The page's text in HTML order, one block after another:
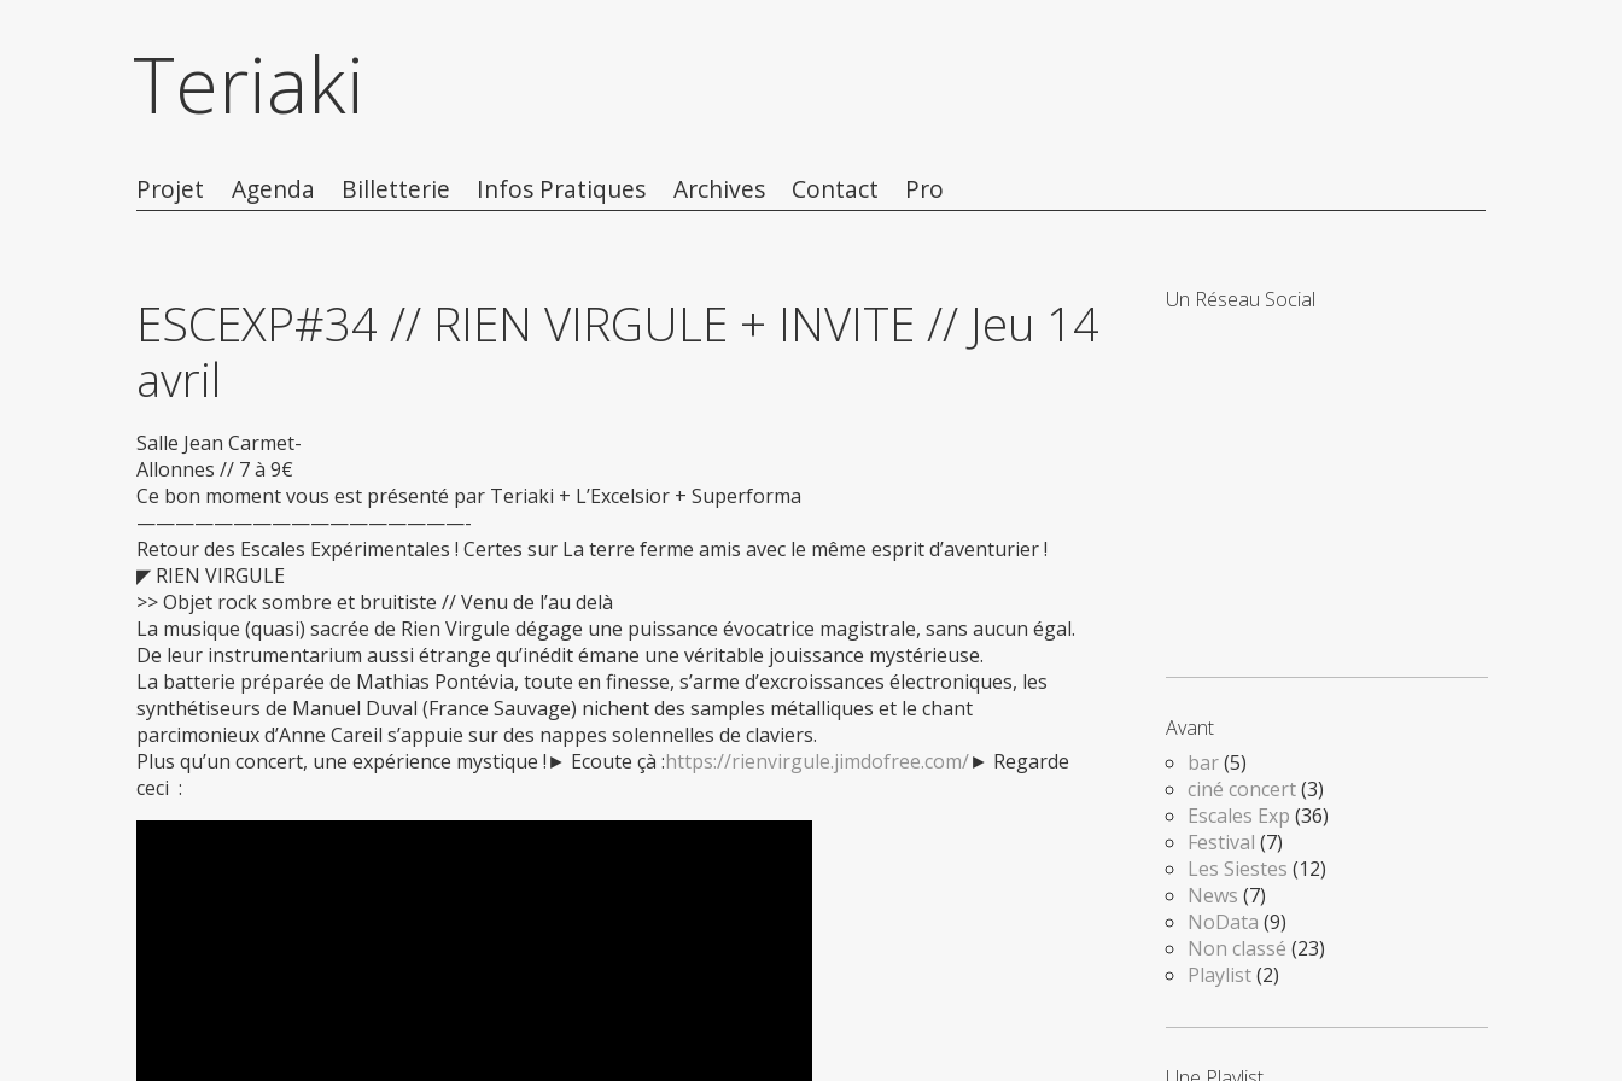
Teriaki
Projet Agenda Billetterie Infos Pratiques Archives Contact Pro
ESCEXP#34 // RIEN VIRGULE + INVITE // Jeu 14
avril
Salle Jean Carmet-
Allonnes // 7 à 9€
Ce bon moment vous est présenté par Teriaki + L’Excelsior + Superforma
—————————————————-
Retour des Escales Expérimentales ! Certes sur La terre ferme amis avec le même esprit d’aventurier !
◤ RIEN VIRGULE
>> Objet rock sombre et bruitiste // Venu de l’au delà
La musique (quasi) sacrée de Rien Virgule dégage une puissance évocatrice magistrale, sans aucun égal.
De leur instrumentarium aussi étrange qu’inédit émane une véritable jouissance mystérieuse.
La batterie préparée de Mathias Pontévia, toute en finesse, s’arme d’excroissances électroniques, les
synthétiseurs de Manuel Duval (France Sauvage) nichent des samples métalliques et le chant
parcimonieux d’Anne Careil s’appuie sur des nappes solennelles de claviers.
Plus qu’un concert, une expérience mystique !► Ecoute çà :https://rienvirgule.jimdofree.com/► Regarde
ceci :
Un Réseau Social
Avant
bar(5)
ciné concert(3)
Escales Exp (36)
Festival (7)
Les Siestes (12)
News (7)
NoData (9)
Non classé (23)
Playlist(2)